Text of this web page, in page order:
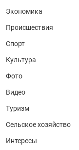
Экономика
Происшествия
Спорт
Культура
Фото
Видео
Туризм
Сельское хозяйство
Интересы